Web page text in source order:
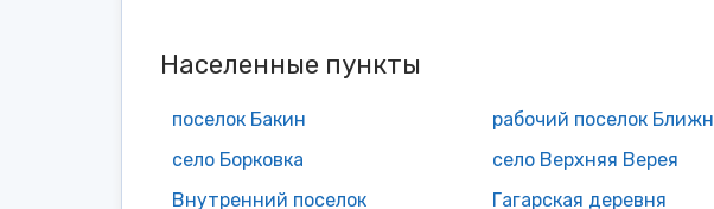
Населенные пункты
поселок Бакин
село Борковка
село Верхняя Верея
Внутренний поселок
Гагарская деревня